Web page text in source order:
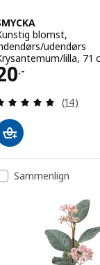
blomst,
udendørs
lilla, 71
.- 20.-
(14)
Sammenlign